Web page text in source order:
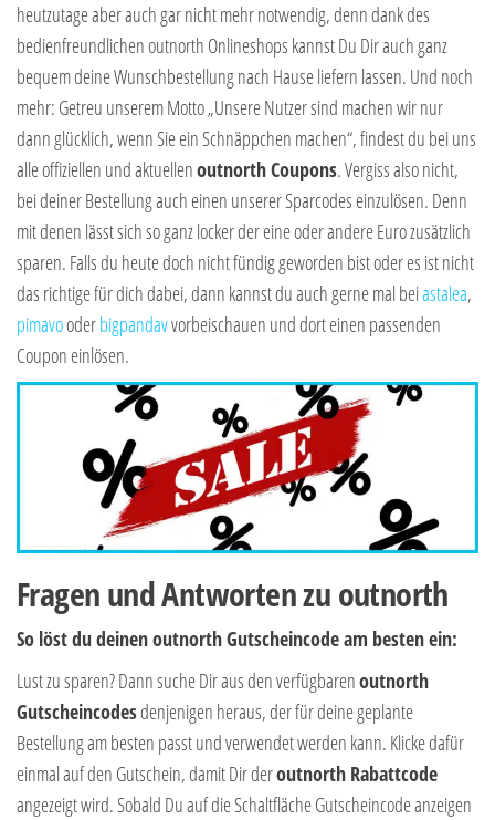
heutzutage aber auch gar nicht mehr notwendig, denn dank des
bedienfreundlichen outnorth Onlineshops kannst Du Dir auch ganz
bequem deine Wunschbestellung nach Hause liefern lassen. Und noch
mehr: Getreu unserem Motto „Unsere Nutzer sind machen wir nur
dann glücklich, wenn Sie ein Schnäppchen machen“, findest du bei uns
alle offiziellen und aktuellenoutnorth Coupons. Vergiss also nicht,
bei deiner Bestellung auch einen unserer Sparcodes einzulösen. Denn
mit denen lässt sich so ganz locker der eine oder andere Euro zusätzlich
sparen. Falls du heute doch nicht fündig geworden bist oder es ist nicht
das richtige für dich dabei, dann kannst du auch gerne mal beiastalea,
pimavooderbigpandavvorbeischauen und dort einen passenden
Coupon einlösen.
Fragen und Antworten zu outnorth
So löst du deinen outnorth Gutscheincode am besten ein:
Lust zu sparen? Dann suche Dir aus den verfügbarenoutnorth
Gutscheincodesdenjenigen heraus, der für deine geplante
Bestellung am besten passt und verwendet werden kann. Klicke dafür
einmal auf den Gutschein, damit Dir deroutnorth Rabattcode
angezeigt wird. Sobald Du auf die Schaltfläche Gutscheincode anzeigen